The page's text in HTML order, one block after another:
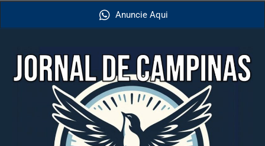
Anuncie Aqui